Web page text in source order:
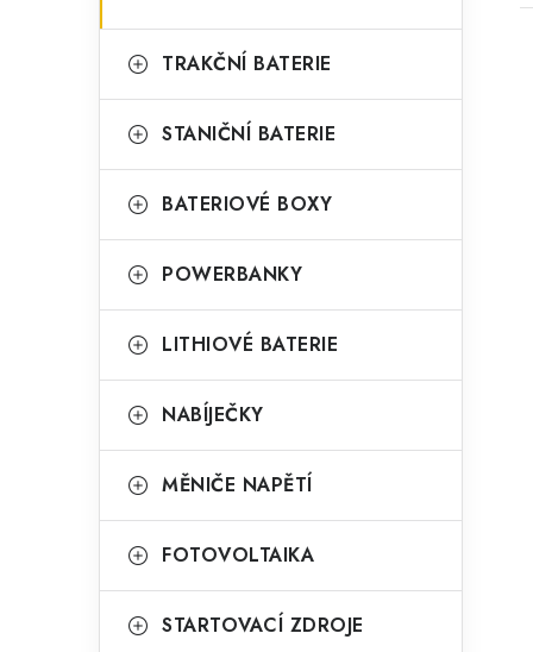
n
l
TRAKČNÍ BATERIE
STANIČNÍ BATERIE
BATERIOVÉ BOXY
POWERBANKY
LITHIOVÉ BATERIE
NABÍJEČKY
MĚNIČE NAPĚTÍ
FOTOVOLTAIKA
STARTOVACÍ ZDROJE